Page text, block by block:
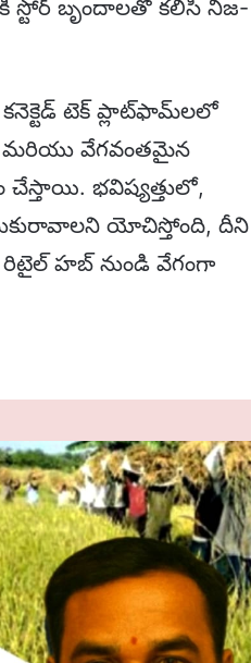
బృందాలతో కలిసి నిజ-
టెక్ ప్లాట్‌ఫామ్‌లలో
మరియు వేగవంతమైన
భవిష్యత్తులో,
యోచిస్తోంది, దీని
హబ్ నుండి వేగంగా